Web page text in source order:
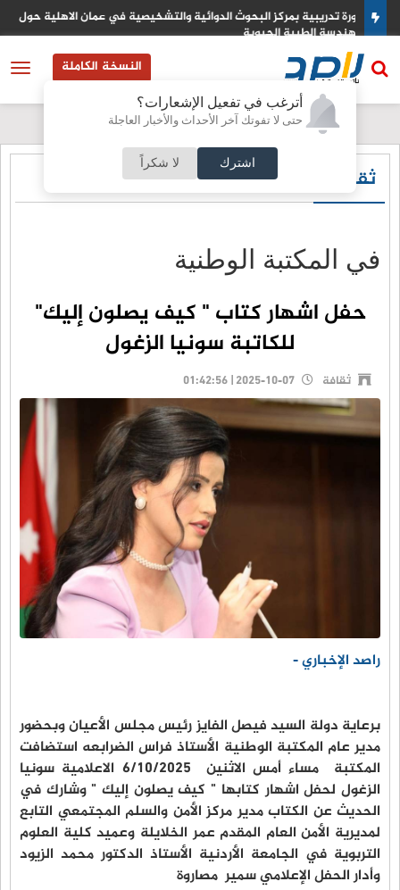
أترغب في تفعيل الإشعارات؟
حتى لا تفوتك آخر الأحداث والأخبار العاجلة
اشترك لا شكراً
التكنولوجيا الزراعية في عمان الأهلية تشارك بفعاليات اليوم العالمي
لمكافحة التصحر والجفاف 2026
النسخة الكاملة
ثقافة
في المكتبة الوطنية
حفل اشهار كتاب " كيف يصلون إليك"
للكاتبة سونيا الزغول
ثقافة
راصد الإخباري -
برعاية دولة السيد فيصل الفايز رئيس مجلس الأعيان وبحضور
مدير عام المكتبة الوطنية الأستاذ فراس الضرابعه استضافت
المكتبة مساء أمس الاثنين ٦/١٠/٢٠٢٥ الاعلامية سونيا
الزغول لحفل اشهار كتابها " كيف يصلون إليك " وشارك في
الحديث عن الكتاب مدير مركز الأمن والسلم المجتمعي التابع
لمديرية الأمن العام المقدم عمر الخلايلة وعميد كلية العلوم
التربوية في الجامعة الأردنية الأستاذ الدكتور محمد الزيود
وأدار الحفل الإعلامي سمير مصاروة